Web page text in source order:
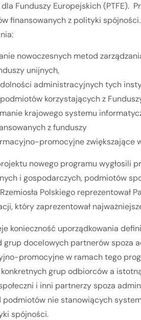
Funduszy Europejskich (PTFE).
finansowanych z polityki
nowoczesnych metod
unijnych,
administracyjnych tych
korzystających z
krajowego systemu
z funduszy
promocyjne zwiększające
nowego programu wygłosili
i gospodarczych, podmiotów
Polskiego reprezentował
który zaprezentował
konieczność uporządkowania
grup docelowych partnerów spoza
promocyjne w ramach tego
grup odbiorców a
i inni partnerzy spoza
nie stanowiących
spójności.